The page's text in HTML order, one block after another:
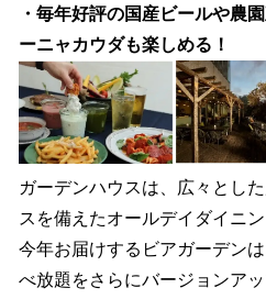
・毎年好評の国産ビールや農
ーニャカウダも楽しめる！
ガーデンハウスは、広々とし
スを備えたオールデイダイニ
今年お届けするビアガーデン
べ放題をさらにバージョンア